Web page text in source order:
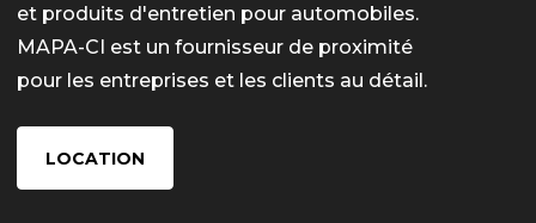
et produits d'entretien pour automobiles.
MAPA-CI est un fournisseur de proximité
pour les entreprises et les clients au détail.
LOCATION